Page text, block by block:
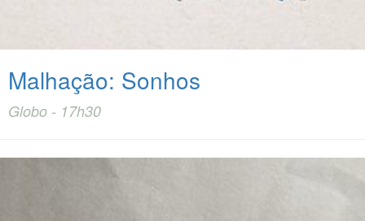
Malhação: Sonhos
Globo - 17h30